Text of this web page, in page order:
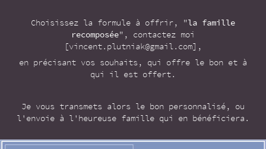
Choisissez la formule à offrir, "la famille
recomposée", contactez moi
[vincent.plutniak@gmail.com],
en précisant vos souhaits, qui offre le bon et à
qui il est offert.
Je vous transmets alors le bon personnalisé, ou
l'envoie à l'heureuse famille qui en bénéficiera.